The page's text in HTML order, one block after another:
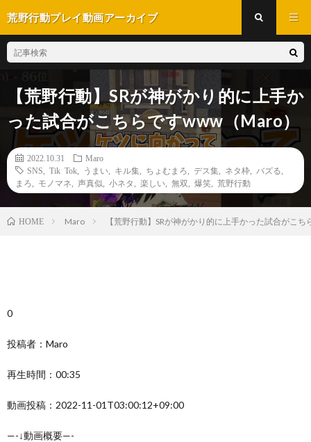
荒野行動プレイ動画アーカイブ
【荒野行動】SRが神がかり的に上手か
った試合がこちらですwww（Maro）
2022.10.31
Maro
SNS
Tik Tok うまい キル集 ちょむまろ デス集 ネタ枠 バズる
まろ
モノマネ 声真似 小ネタ 楽しい 無双 爆笑 荒野行動
HOME Maro 【荒野行動】SRが神がかり的に上手かった試合がこ
0
投稿者：Maro
再生時間：00:35
動画投稿：2022-11-01T03:00:12+09:00
—-↓動画概要—-